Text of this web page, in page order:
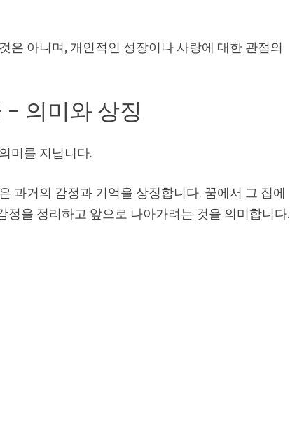
은 아니며, 개인적인 성장이나 사랑에 대한 관점의
의미와 상징
미를 지닙니다.
과거의 감정과 기억을 상징합니다. 꿈에서 그 집에
을 정리하고 앞으로 나아가려는 것을 의미합니다.